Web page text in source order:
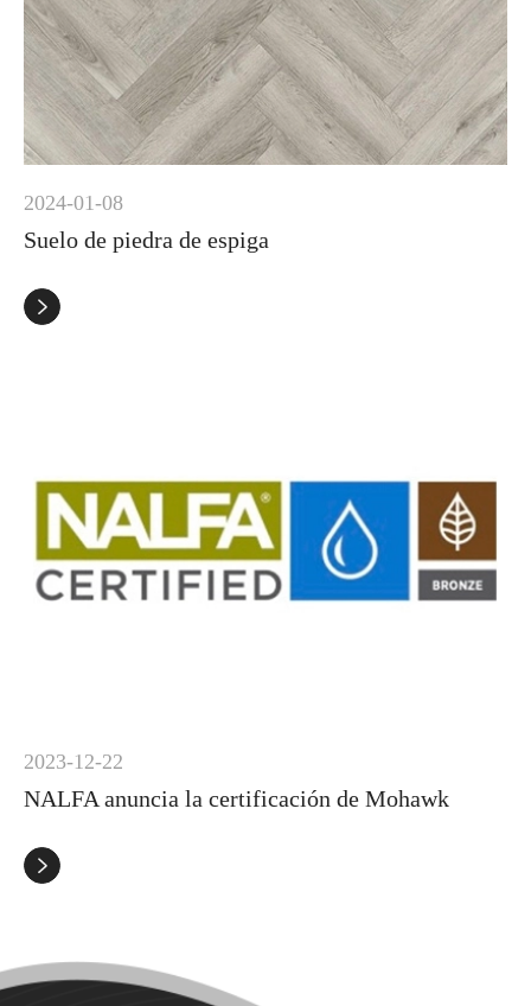
2024-01-08
Suelo de piedra de espiga

2023-12-22
NALFA anuncia la certificación de Mohawk
